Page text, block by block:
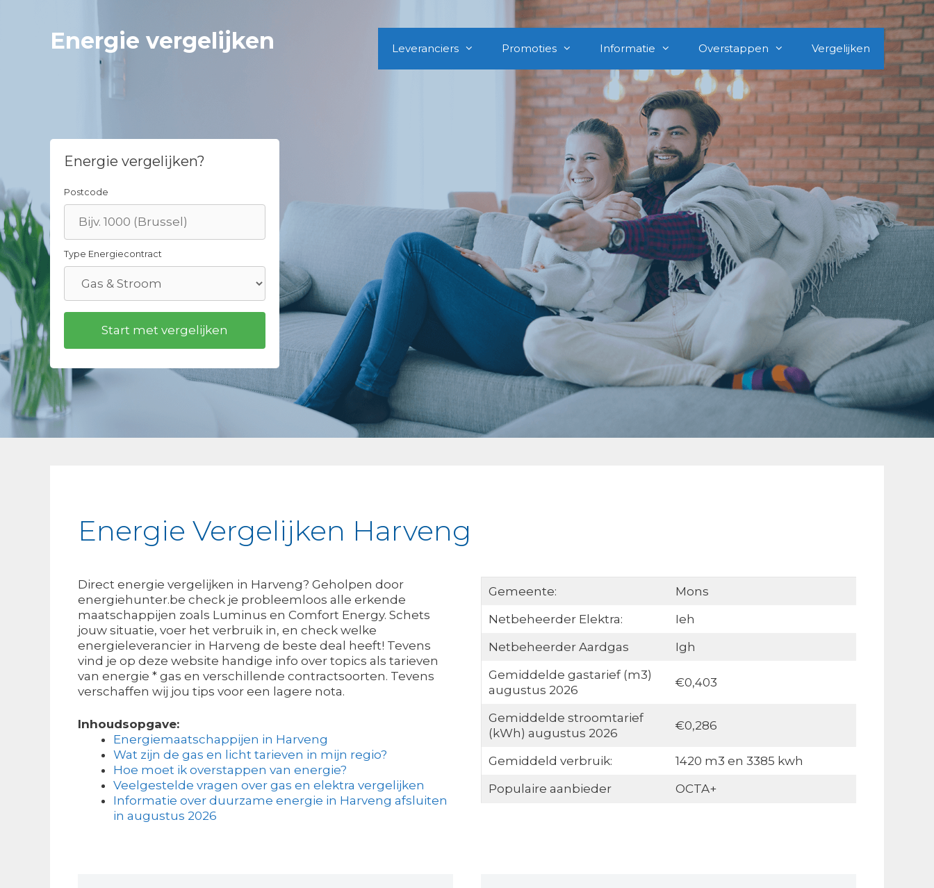
Energie vergelijken Leveranciers Promoties Informatie Overstappen Vergelijken
Energie vergelijken?
Postcode
Type Energiecontract
Energie Vergelijken Harveng
Direct energie vergelijken in Harveng? Geholpen door
energiehunter.be check je probleemloos alle erkende
maatschappijen zoals Luminus en Comfort Energy. Schets
jouw situatie, voer het verbruik in, en check welke
energieleverancier in Harveng de beste deal heeft! Tevens
vind je op deze website handige info over topics als tarieven
van energie * gas en verschillende contractsoorten. Tevens
verschaffen wij jou tips voor een lagere nota.
Inhoudsopgave:
Energiemaatschappijen in Harveng
Wat zijn de gas en licht tarieven in mijn regio?
Hoe moet ik overstappen van energie?
Veelgestelde vragen over gas en elektra vergelijken
Informatie over duurzame energie in Harveng afsluiten
in augustus 2026
Gemeente:
Mons
Netbeheerder Elektra:
Ieh
Netbeheerder Aardgas
Igh
Gemiddelde gastarief (m3)
augustus 2026
€0,403
Gemiddelde stroomtarief
(kWh) augustus 2026
€0,286
Gemiddeld verbruik:
1420 m3 en 3385 kwh
Populaire aanbieder
OCTA+